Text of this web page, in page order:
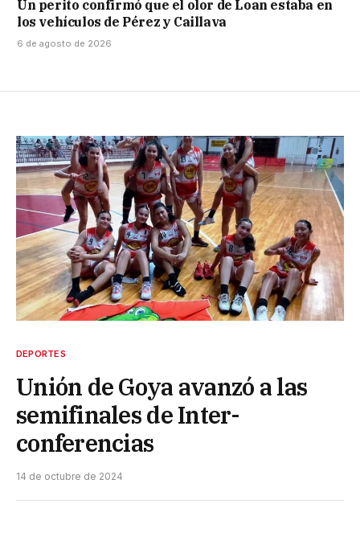
Un perito confirmó que el olor de Loan estaba en
los vehículos de Pérez y Caillava
6 de agosto de 2026
DEPORTES
Unión de Goya avanzó a las
semifinales de Inter-
conferencias
14 de octubre de 2024